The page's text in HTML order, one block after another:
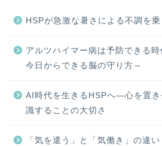
HSPが急激な暑さによる不調を
アルツハイマー病は予防できる
今日からできる脳の守り方～
AI時代を生きるHSPへ―心を置
識することの大切さ
「気を遣う」と「気働き」の違い